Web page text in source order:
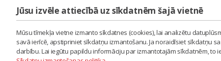
Jūsu izvēle attiecībā uz sīkdatnēm šajā vietnē
Mūsu tīmekļa vietne izmanto sīkdatnes (cookies), lai analizētu
savā ierīcē, apstipriniet sīkdatņu izmantošanu. Ja noraidīsiet sīkdatņu
darbību. Lai iegūtu papildu informāciju par izmantotajām sīkdatnēm,